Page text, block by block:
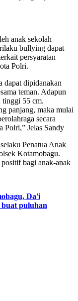
anak sekolah
bullying dapat
persyaratan
Polri.
dapat dipidanakan
teman. Adapun
tinggi 55 cm.
panjang, maka mulai
secara
Polri,” Jelas Sandy
Penatua Anak
Kotamobagu.
bagi anak-anak
Da'i
puluhan